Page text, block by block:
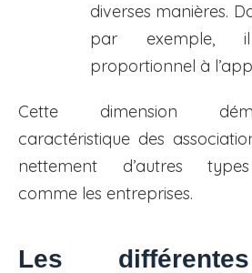
diverses manières.
par exemple,
proportionnel à
Cette dimension
caractéristique des
nettement d’autres types
comme les entreprises.
Les